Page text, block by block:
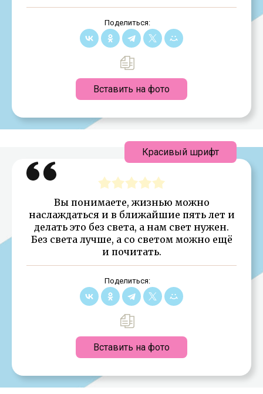
Поделиться:
Вставить на фото
Вы понимаете, жизнью можно
наслаждаться и в ближайшие пять лет и
делать это без света, а нам свет нужен.
Без света лучше, а со светом можно ещё
и почитать.
Поделиться:
Вставить на фото
Красивый шрифт